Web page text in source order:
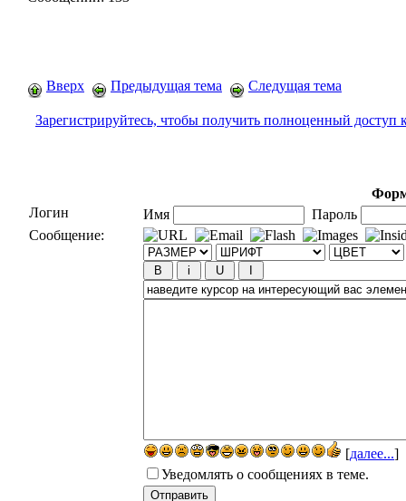
Вверх Предыдущая тема Следущая тема
Зарегистрируйтесь, чтобы получить полноценный доступ
Логин
Имя
Пароль
Сообщение:
[далее...]
Уведомлять о сообщениях в теме.